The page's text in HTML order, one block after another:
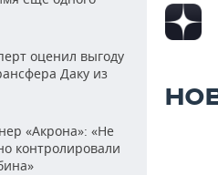
оценил выгоду
Даку из
«Акрона»: «Не
контролировали